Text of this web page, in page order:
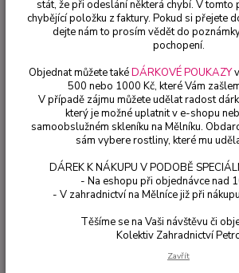
Jollies Nizza Fuchsie (
cena na prodejně
stát, že při odeslání některá chybí. V tomto
chybějící položku z faktury. Pokud si přejete
dejte nám to prosím vědět do
pochopení.
Objednat můžete takéDÁRKOVÉ POUKAZY
500 nebo 1000 Kč, které Vám
V případě zájmu můžete udělat radost
který je možné uplatnit v e-shopu
samoobslužném skleníku na Mělníku.
sám vybere rostliny, které mu
DÁREK K NÁKUPU V PODOBĚ
- Na eshopu při objednávce nad
- V zahradnictví na Mělníce již při
Těšíme se na Vaši návštěvu či
Kolektiv Zahradnictví
Zavřít